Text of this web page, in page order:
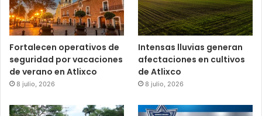
Fortalecen operativos de
seguridad por vacaciones
de verano en Atlixco
8 julio, 2026
Intensas lluvias generan
afectaciones en cultivos
de Atlixco
8 julio, 2026